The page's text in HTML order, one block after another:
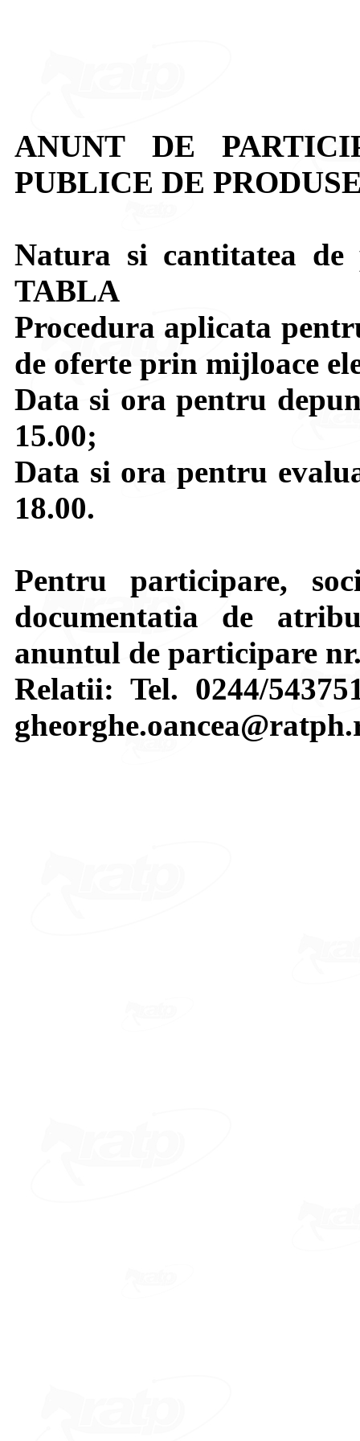
ANUNT DE
PUBLICE DE
Natura si cantitatea de
TABLA
Procedura aplicata
de oferte prin mijloace
Data si ora pentru
15.00;
Data si ora pentru
18.00.
Pentru participare,
documentatia de
anuntul de participare
Relatii: Tel. 0244/